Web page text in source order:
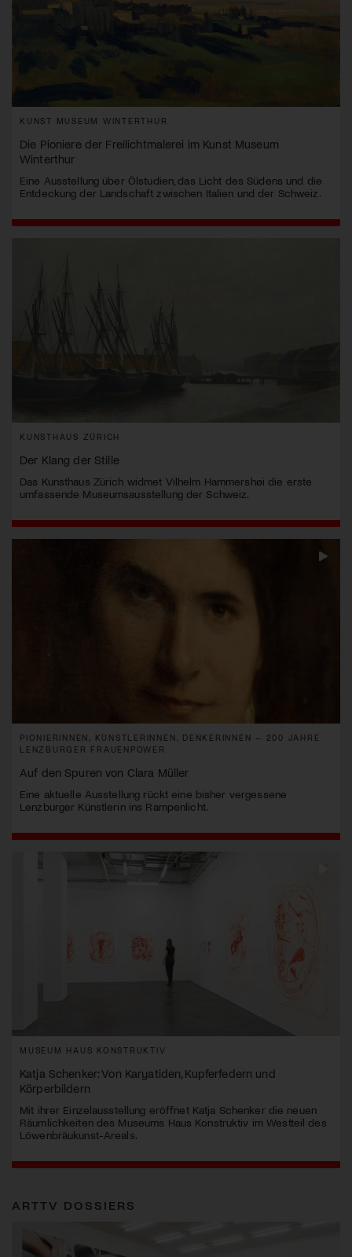
KUNST MUSEUM WINTERTHUR
Die Pioniere der Freilichtmalerei im Kunst Museum
Winterthur
Eine Ausstellung über Ölstudien, das Licht des Südens und die
Entdeckung der Landschaft zwischen Italien und der Schweiz.
KUNSTHAUS ZÜRICH
Der Klang der Stille
Das Kunsthaus Zürich widmet Vilhelm Hammershøi die erste
umfassende Museumsausstellung der Schweiz.
PIONIERINNEN, KÜNSTLERINNEN, DENKERINNEN – 200 JAHRE
LENZBURGER FRAUENPOWER
Auf den Spuren von Clara Müller
Eine aktuelle Ausstellung rückt eine bisher vergessene
Lenzburger Künstlerin ins Rampenlicht.
MUSEUM HAUS KONSTRUKTIV
Katja Schenker: Von Karyatiden, Kupferfedern und
Körperbildern
Mit ihrer Einzelausstellung eröffnet Katja Schenker die neuen
Räumlichkeiten des Museums Haus Konstruktiv im Westteil des
Löwenbräukunst-Areals.
ARTTV DOSSIERS